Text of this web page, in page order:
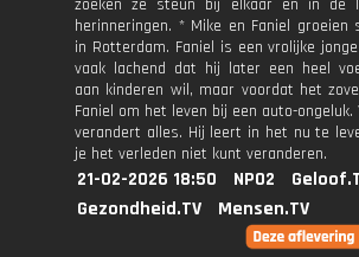
zoeken ze steun bij elkaar en in de
herinneringen. * Mike en Faniel groeien
in Rotterdam. Faniel is een vrolijke
vaak lachend dat hij later een heel
aan kinderen wil, maar voordat het
Faniel om het leven bij een auto-ongeluk.
verandert alles. Hij leert in het nu te
je het verleden niet kunt veranderen.
21-02-2026 18:50 NPO2
Gezondheid.TV
Mensen.TV